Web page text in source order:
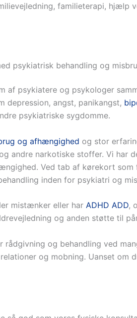
familieterapi, hjælp
psykiatrisk behandling og
af psykiatere og psykologer
depression, angst, panikangst,
psykiatriske sygdomme.
og afhængighed og stor
andre narkotiske stoffer. Vi
Ved tab af kørekort
inden for psykiatri og
mistænker eller har ADHD ADD,
og anden støtte til
rådgivning og behandling ved
og mobning. Uanset om